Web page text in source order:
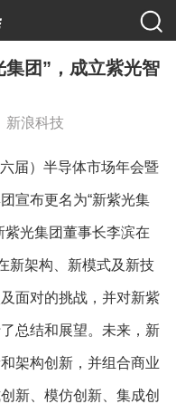
团”，成立紫光智
新浪科技
届）半导体市场年会暨
宣布更名为“新紫光集
紫光集团董事长李滨在
新架构、新模式及新技
面对的挑战，并对新紫
总结和展望。未来，新
架构创新，并组合商业
新、模仿创新、集成创